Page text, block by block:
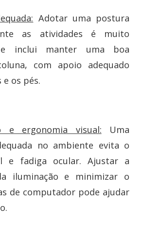
Adotar uma postura
as atividades é muito
e inclui manter uma boa
com apoio adequado
e os pés.
e ergonomia visual: Uma
no ambiente evita o
e fadiga ocular. Ajustar a
iluminação e minimizar o
de computador pode ajudar